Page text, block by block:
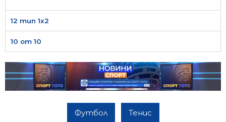
12 тип 1х2
10 от 10
Футбол Тенис